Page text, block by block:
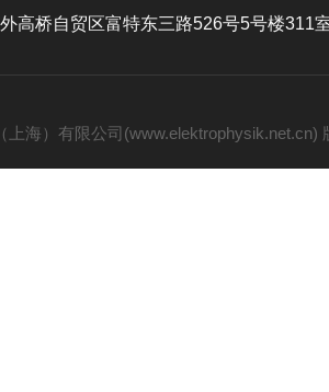
外高桥自贸区富特东三路526号5号楼311
上海）有限公司